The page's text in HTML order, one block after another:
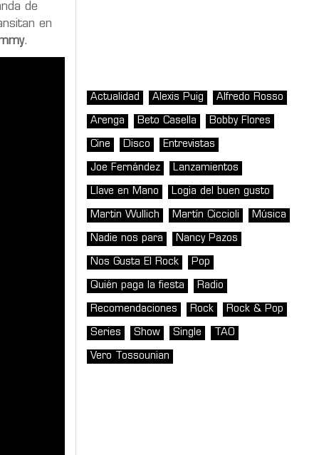
de
en
.
Actualidad Alexis Puig Alfredo Rosso
Arenga Beto Casella Bobby Flores
Cine Disco Entrevistas
Joe Fernández Lanzamientos
Llave en Mano Logia del buen gusto
Martin Wullich Martín Ciccioli Música
Nadie nos para Nancy Pazos
Nos Gusta El Rock Pop
Quién paga la fiesta Radio
Recomendaciones Rock Rock & Pop
Series Show Single TAO
Vero Tossounian